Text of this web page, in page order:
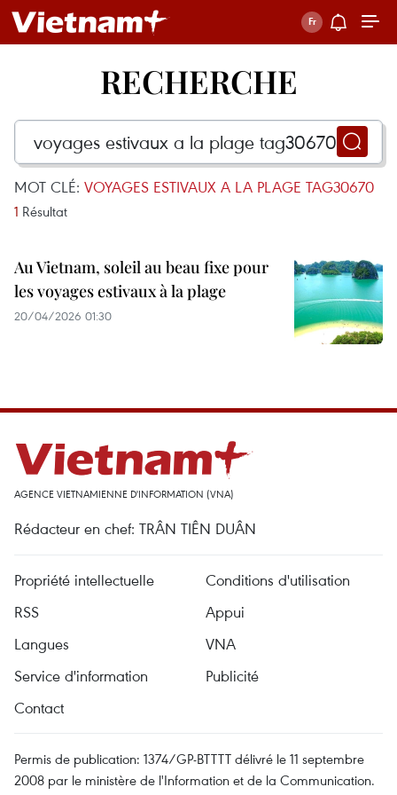
RECHERCHE
MOT CLÉ: VOYAGES ESTIVAUX A LA PLAGE TAG30670
1 Résultat
Au Vietnam, soleil au beau fixe pour
les voyages estivaux à la plage
20/04/2026 01:30
AGENCE VIETNAMIENNE D'INFORMATION (VNA)
Rédacteur en chef: TRÂN TIÊN DUÂN
Propriété intellectuelle
Conditions d'utilisation
RSS
Appui
Langues
VNA
Service d'information
Publicité
Contact
Permis de publication: 1374/GP-BTTTT délivré le 11 septembre
2008 par le ministère de l'Information et de la Communication.